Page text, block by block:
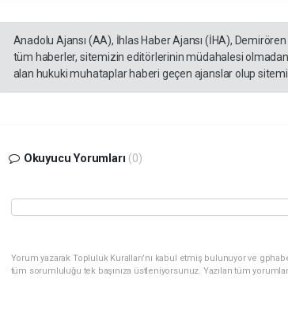
Anadolu Ajansı (AA), İhlas Haber Ajansı (İHA),
tüm haberler, sitemizin editörlerinin müdahalesi
alan hukuki muhataplar haberi geçen ajanslar olup
Okuyucu Yorumları (0)
Yorum yazarak Topluluk Kuralları’nı kabul etmiş bulunuyor ve
tüm sorumluluğu tek başınıza üstleniyorsunuz. Yazılan tüm